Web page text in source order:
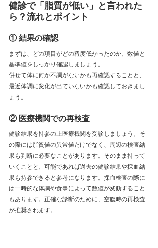
健診で「脂質が低い」と言われた
ら？流れとポイント
① 結果の確認
まずは、どの項目がどの程度低かったのか、数値と
基準値をしっかり確認しましょう。
併せて体に何か不調がないかも再確認することと、
最近体調に変化が出ていないかも確認しておきまし
ょう。
② 医療機関での再検査
健診結果を持参の上医療機関を受診しましょう。そ
の際には脂質値の異常値だけでなく、周辺の検査結
果も判断に必要なことがあります。そのまま持って
いくことと、可能であれば過去の健診結果や採血結
果も持参できると参考になります。採血検査の際に
は一時的な体調や食事によって数値が変動すること
もあります。正確な診断のために、空腹時の再検査
が推奨されます。